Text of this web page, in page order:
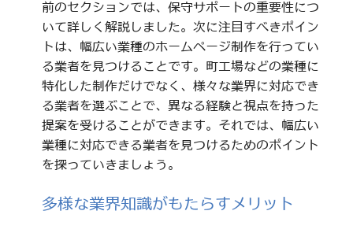
前のセクションでは、保守サポートの重要性につ
いて詳しく解説しました。次に注目すべきポイン
トは、幅広い業種のホームページ制作を行ってい
る業者を見つけることです。町工場などの業種に
特化した制作だけでなく、様々な業界に対応でき
る業者を選ぶことで、異なる経験と視点を持った
提案を受けることができます。それでは、幅広い
業種に対応できる業者を見つけるためのポイント
を探っていきましょう。
多様な業界知識がもたらすメリット